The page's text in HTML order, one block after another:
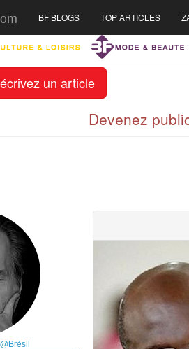
un article
BF BLOGS TOP ARTICLES
Devenez